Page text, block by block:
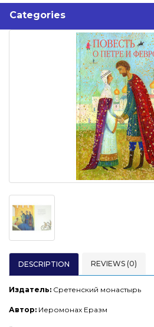
Categories
DESCRIPTION REVIEWS (0)
Издатель: Сретенский монастырь
Автор: Иеромонах Еразм